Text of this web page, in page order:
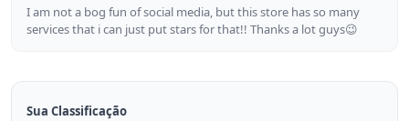
I am not a bog fun of social media, but this store has so many
services that i can just put stars for that!! Thanks a lot guys😉
Sua Classificação